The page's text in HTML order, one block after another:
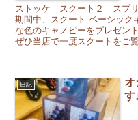
ストッケ スクート２ スプリ
期間中、スクート ベーシック
な色のキャノピーをプレゼン
ぜひ当店で一度スクートをご
日記
オ
す